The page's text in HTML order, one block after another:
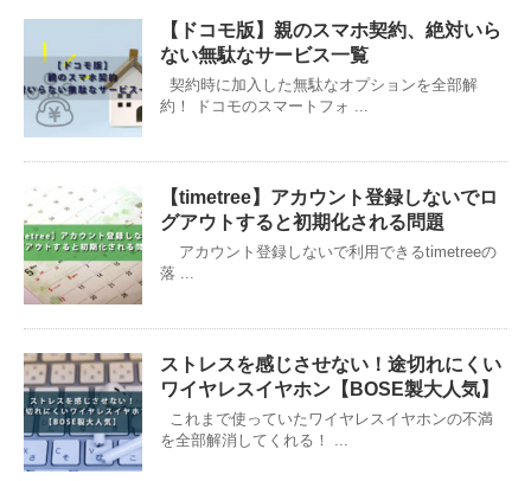
【ドコモ版】親のスマホ契約、絶対いら
ない無駄なサービス一覧
契約時に加入した無駄なオプションを全部解
約！ ドコモのスマートフォ ...
【timetree】アカウント登録しないでロ
グアウトすると初期化される問題
アカウント登録しないで利用できるtimetreeの
落 ...
ストレスを感じさせない！途切れにくい
ワイヤレスイヤホン【BOSE製大人気】
これまで使っていたワイヤレスイヤホンの不満
を全部解消してくれる！ ...